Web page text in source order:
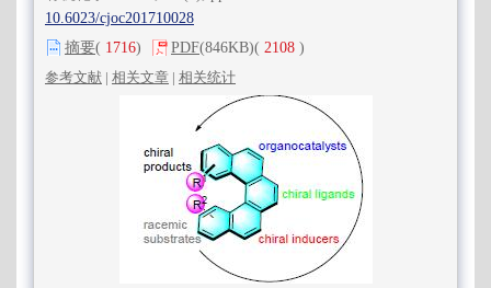
10.6023/cjoc201710028
摘要( 1716) PDF(846KB)( 2108 )
参考文献 | 相关文章 | 相关统计